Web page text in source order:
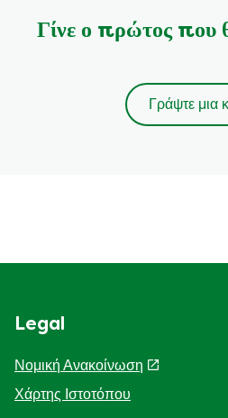
Γίνε ο πρώτος που
Γράψτε μια
Legal
Νομική Ανακοίνωση
Χάρτης Ιστοτόπου